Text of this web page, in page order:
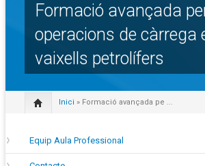
Formació avançada
operacions de càrrega
vaixells petrolífers
Inici » Formació avançada pe ...
Equip Aula Professional